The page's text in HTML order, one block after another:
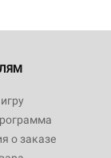
о заказе